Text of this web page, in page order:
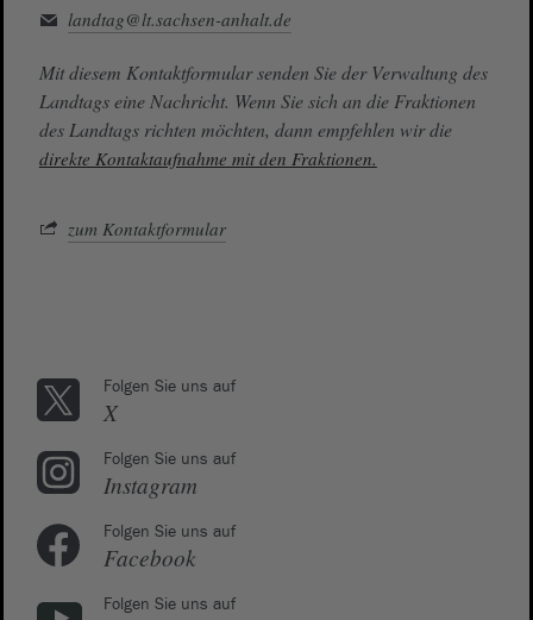
landtag@lt.sachsen-anhalt.de
Mit diesem Kontaktformular senden Sie der Verwaltung des
Landtags eine Nachricht. Wenn Sie sich an die Fraktionen
des Landtags richten möchten, dann empfehlen wir die
direkte Kontaktaufnahme mit den Fraktionen.
zum Kontaktformular
Folgen Sie uns auf
X
Folgen Sie uns auf
Instagram
Folgen Sie uns auf
Facebook
Folgen Sie uns auf